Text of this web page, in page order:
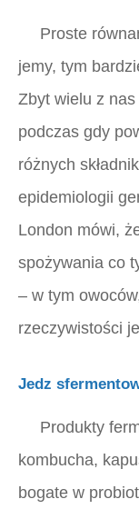
Proste
jemy, tym
Zbyt wielu z
podczas gdy
różnych
epidemiologii
London mówi,
spożywania co
– w tym
rzeczywistości
Jedz
Produkty
kombucha,
bogate w